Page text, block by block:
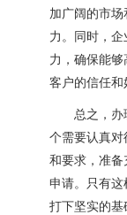
加广阔的市
力。同时，
力，确保能
客户的信任和
总之，办
个需要认真
和要求，准
申请。只有
打下坚实的基